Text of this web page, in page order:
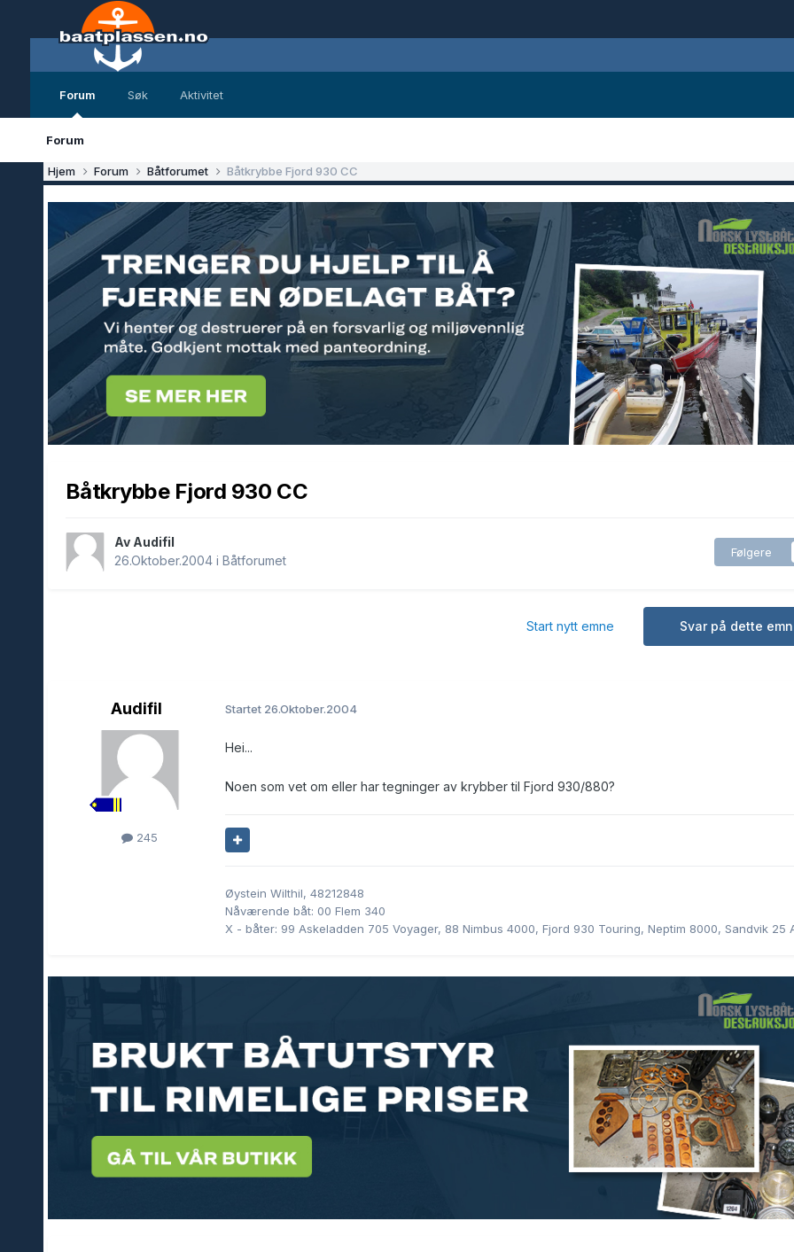
Forum
Forum
Søk Aktivitet
Hjem Forum Båtforumet Båtkrybbe Fjord 930 CC
Båtkrybbe Fjord 930 CC
Av Audifil
26.Oktober.2004 i Båtforumet
Følgere
Svar på dette
Start nytt emne
Audifil
245
Startet 26.Oktober.2004
Hei...
Noen som vet om eller har tegninger av krybber til Fjord 930/880?
Øystein Wilthil, 48212848
Nåværende båt: 00 Flem 340
X - båter: 99 Askeladden 705 Voyager, 88 Nimbus 4000, Fjord 930 Touring, Neptim 8000, Sandvik 25